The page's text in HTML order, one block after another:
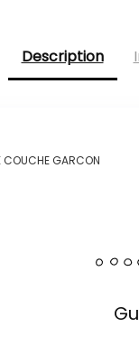
Description
GARCON